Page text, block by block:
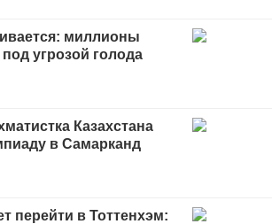
миллионы
угрозой голода
Казахстана
в Самарканд
перейти в Тоттенхэм: